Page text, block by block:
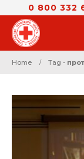
0 800 332
Home Tag -